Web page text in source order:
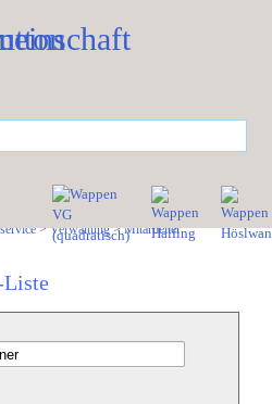
>Verwaltung>Mitarbeiter